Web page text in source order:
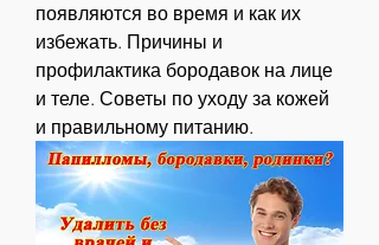
появляются во время и как их
избежать. Причины и
профилактика бородавок на лице
и теле. Советы по уходу за кожей
и правильному питанию.